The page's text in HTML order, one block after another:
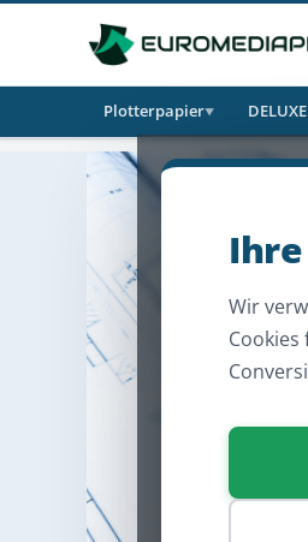
Plotterpapier▼
Wir